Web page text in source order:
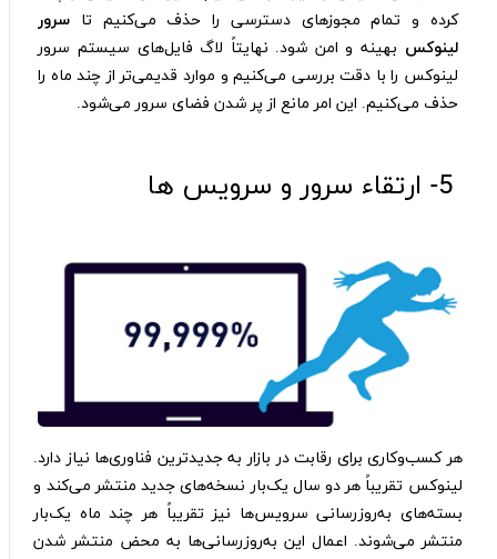
کرده و تمام مجوز‌های دسترسی را حذف می‌کنیم تا سرور
لینوکس بهینه و امن شود. نهایتاً لاگ فایل‌های سیستم سرور
لینوکس را با دقت بررسی می‌کنیم و موارد قدیمی‌تر از چند ماه را
حذف می‌کنیم. این امر مانع از پر شدن فضای سرور می‌شود.
5- ارتقاء سرور و سرویس ها
هر کسب‌و‌کاری برای رقابت در بازار به جدیدترین فناوری‌ها نیاز دارد.
لینوکس تقریباً هر دو سال یک‌بار نسخه‌های جدید منتشر می‌کند و
بسته‌های به‌روز‌رسانی سرویس‌ها نیز تقریباً هر چند ماه یک‌بار
منتشر می‌شوند. اعمال این به‌روز‌رسانی‌ها به محض منتشر شدن